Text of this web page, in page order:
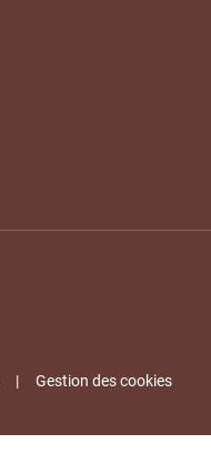
Gestion des cookies